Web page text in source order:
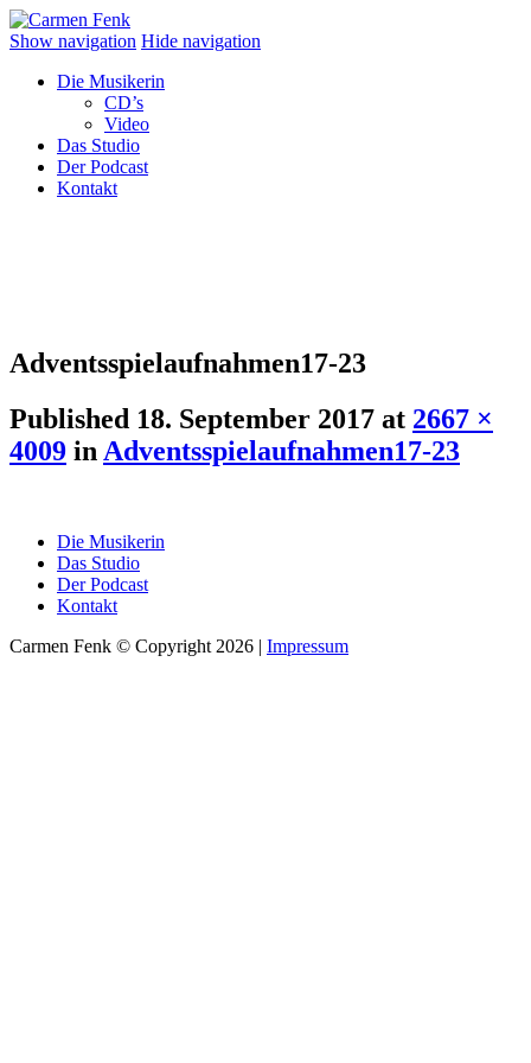
Show navigation Hide navigation
Die Musikerin
CD’s
Video
Das Studio
Der Podcast
Kontakt
Adventsspielaufnahmen17-23
Published 18. September 2017 at 2667 ×
4009 in Adventsspielaufnahmen17-23
Die Musikerin
Das Studio
Der Podcast
Kontakt
Carmen Fenk © Copyright 2026 | Impressum